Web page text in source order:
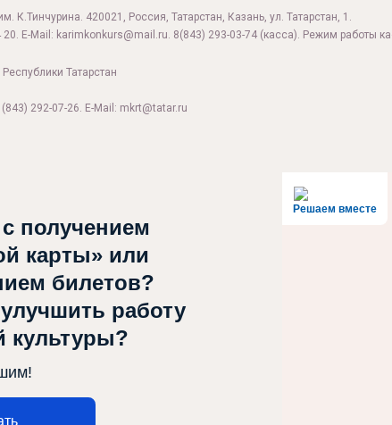
К.Тинчурина. 420021, Россия, Татарстан, Казань, ул. Татарстан, 1.
E-Mail: karimkonkurs@mail.ru. 8(843) 293-03-74 (касса). Режим работы
Татарстан
292-07-26. E-Mail: mkrt@tatar.ru
Решаем вместе
получением
карты» или
билетов?
работу
культуры?